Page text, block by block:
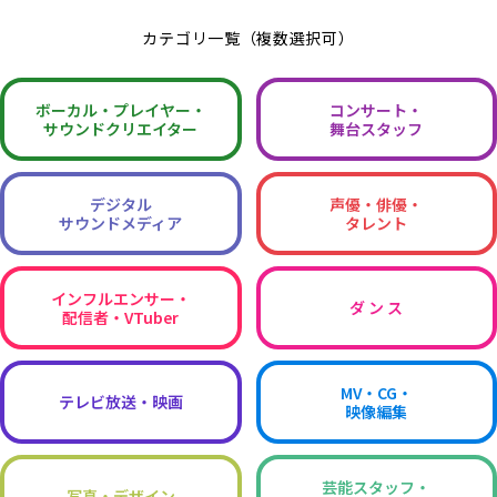
カテゴリ一覧（複数選択可）
ボーカル・ プレイヤー・
サウンドクリエイター
コンサート・
舞台スタッフ
デジタル
サウンドメディア
声優・俳優・
タレント
インフルエンサー・
配信者・VTuber
ダ ン ス
テレビ放送・映画
MV・CG・
映像編集
芸能スタッフ・